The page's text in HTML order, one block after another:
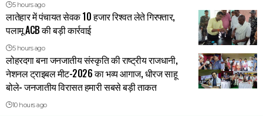
5 hours ago
लातेहार में पंचायत सेवक 10 हजार रिश्वत लेते गिरफ्तार,
पलामू ACB की बड़ी कार्रवाई
5 hours ago
लोहरदगा बना जनजातीय संस्कृति की राष्ट्रीय राजधानी,
नेशनल ट्राइबल मीट-2026 का भव्य आगाज, धीरज साहू
बोले- जनजातीय विरासत हमारी सबसे बड़ी ताकत
10 hours ago